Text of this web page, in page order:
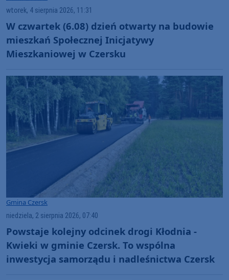
wtorek, 4 sierpnia 2026, 11:31
W czwartek (6.08) dzień otwarty na budowie
mieszkań Społecznej Inicjatywy
Mieszkaniowej w Czersku
Gmina Czersk
niedziela, 2 sierpnia 2026, 07:40
Powstaje kolejny odcinek drogi Kłodnia -
Kwieki w gminie Czersk. To wspólna
inwestycja samorządu i nadleśnictwa Czersk